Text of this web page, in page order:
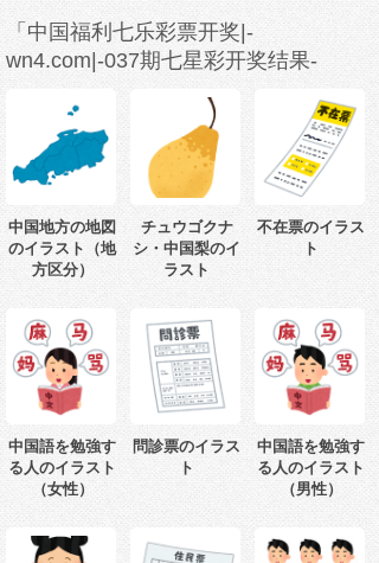
「中国福利七乐彩票开奖|-
wn4.com|-037期七星彩开奖结果-
w3b2s1-2023年3月26日13时0分29秒-
fm4vsbqwr.com」の検索結果
中国地方の地図
のイラスト（地
方区分）
チュウゴクナ
シ・中国梨のイ
ラスト
不在票のイラス
ト
中国語を勉強す
る人のイラスト
（女性）
問診票のイラス
ト
中国語を勉強す
る人のイラスト
（男性）